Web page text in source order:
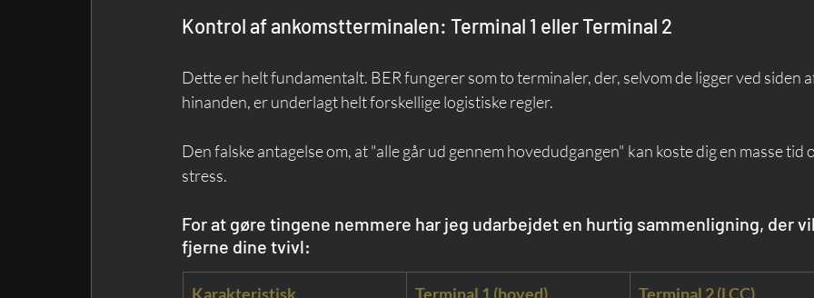
Kontrol af ankomstterminalen: Terminal 1 eller Terminal 2
Dette er helt fundamentalt. BER fungerer som to terminaler, der, selvom de ligger ved siden
hinanden, er underlagt helt forskellige logistiske regler.
Den falske antagelse om, at "alle går ud gennem hovedudgangen" kan koste dig en masse tid
stress.
For at gøre tingene nemmere har jeg udarbejdet en hurtig sammenligning, der
fjerne dine tvivl:
Karakteristisk Terminal 1 (hoved) Terminal 2 (LCC)